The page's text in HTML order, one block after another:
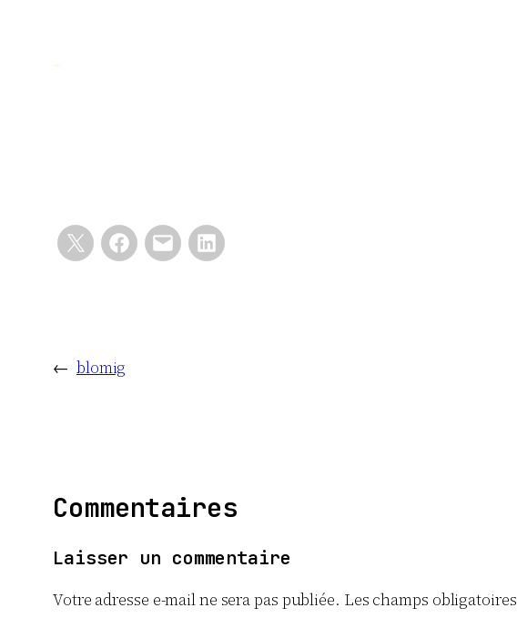
← blomig
Commentaires
Laisser un commentaire
Votre adresse e-mail ne sera pas publiée. Les champs